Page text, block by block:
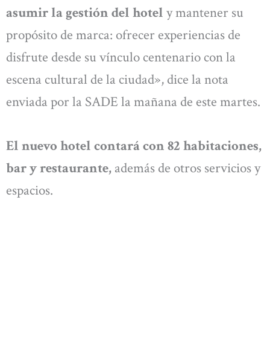
asumir la gestión del hotel y mantener su
propósito de marca: ofrecer experiencias de
disfrute desde su vínculo centenario con la
escena cultural de la ciudad», dice la nota
enviada por la SADE la mañana de este martes.
El nuevo hotel contará con 82 habitaciones,
bar y restaurante, además de otros servicios y
espacios.